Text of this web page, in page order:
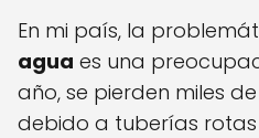
En mi país, la
agua es una
año, se pierden miles
debido a tuberías